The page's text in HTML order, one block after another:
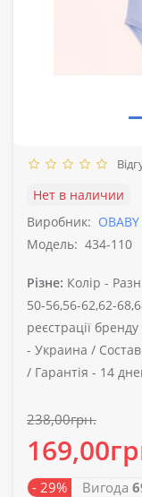
Нет в наличии
Виробник: OBABY
Модель: 434-110
Різне: Колір -
50-56,56-62,62-
реєстрації бренду
- Украина /
/ Гарантія - 14
238,00грн.
- 29% Вигода